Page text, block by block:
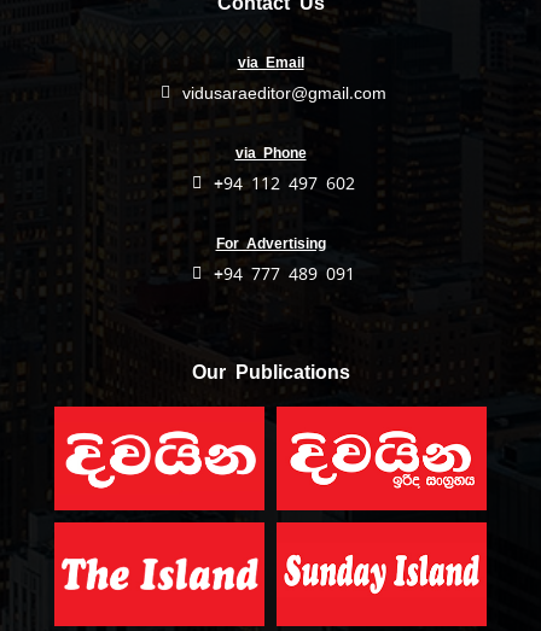
via Email
vidusaraeditor@gmail.com
via Phone
+94 112 497 602
For Advertising
+94 777 489 091
Our Publications